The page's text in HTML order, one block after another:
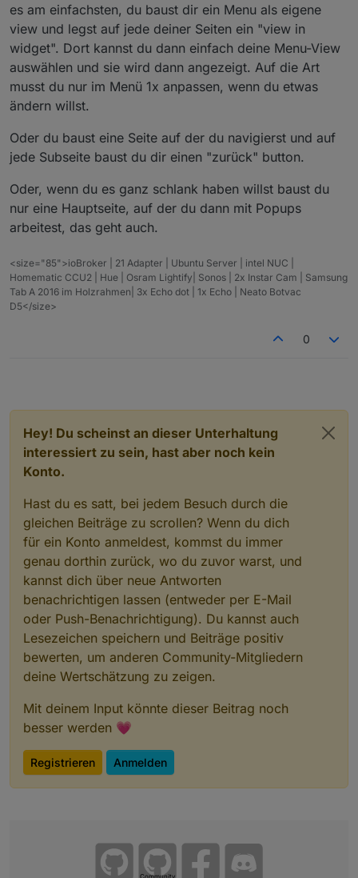
es am einfachsten, du baust dir ein Menu als eigene
view und legst auf jede deiner Seiten ein "view in
widget". Dort kannst du dann einfach deine Menu-View
auswählen und sie wird dann angezeigt. Auf die Art
musst du nur im Menü 1x anpassen, wenn du etwas
ändern willst.
Oder du baust eine Seite auf der du navigierst und auf
jede Subseite baust du dir einen "zurück" button.
Oder, wenn du es ganz schlank haben willst baust du
nur eine Hauptseite, auf der du dann mit Popups
arbeitest, das geht auch.
<size="85">ioBroker | 21 Adapter | Ubuntu Server | intel NUC |
Homematic CCU2 | Hue | Osram Lightify| Sonos | 2x Instar Cam | Samsung
Tab A 2016 im Holzrahmen| 3x Echo dot | 1x Echo | Neato Botvac
D5</size>
0
Hey! Du scheinst an dieser Unterhaltung
interessiert zu sein, hast aber noch kein
Konto.
Hast du es satt, bei jedem Besuch durch die
gleichen Beiträge zu scrollen? Wenn du dich
für ein Konto anmeldest, kommst du immer
genau dorthin zurück, wo du zuvor warst, und
kannst dich über neue Antworten
benachrichtigen lassen (entweder per E-Mail
oder Push-Benachrichtigung). Du kannst auch
Lesezeichen speichern und Beiträge positiv
bewerten, um anderen Community-Mitgliedern
deine Wertschätzung zu zeigen.
Mit deinem Input könnte dieser Beitrag noch
besser werden 💗
Registrieren Anmelden
Community